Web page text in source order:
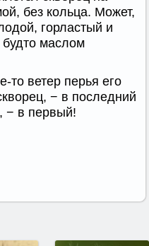
без кольца. Может,
горластый и
маслом
то ветер перья его
− в последний
− в первый!